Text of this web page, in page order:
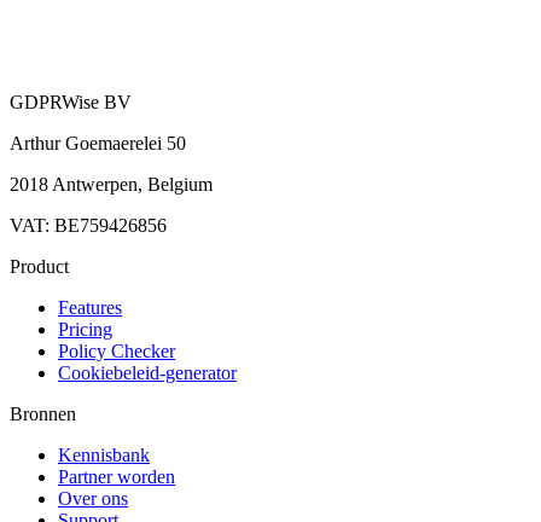
GDPRWise BV
Arthur Goemaerelei 50
2018 Antwerpen, Belgium
VAT: BE759426856
Product
Features
Pricing
Policy Checker
Cookiebeleid-generator
Bronnen
Kennisbank
Partner worden
Over ons